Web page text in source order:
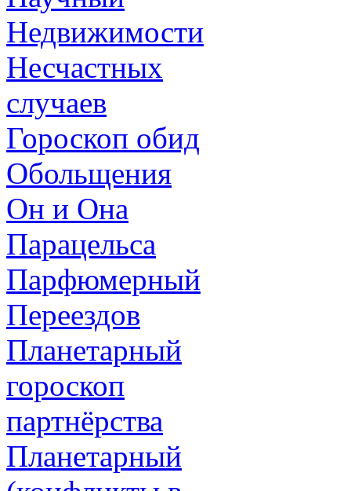
Недвижимости
Несчастных
случаев
Гороскоп обид
Обольщения
Он и Она
Парацельса
Парфюмерный
Переездов
Планетарный
гороскоп
партнёрства
Планетарный